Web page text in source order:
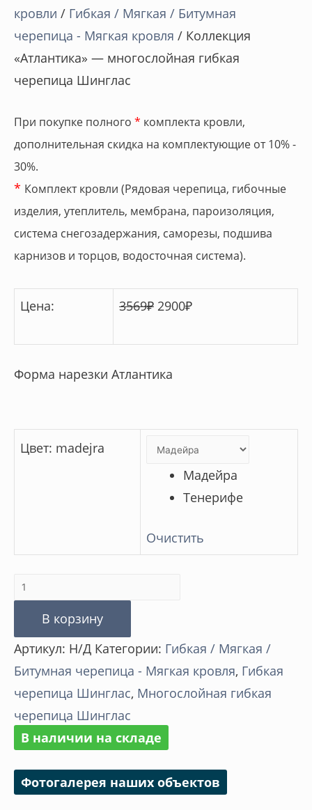
кровли / Гибкая / Мягкая / Битумная
черепица - Мягкая кровля / Коллекция
«Атлантика» — многослойная гибкая
черепица Шинглас
При покупке полного * комплекта кровли,
дополнительная скидка на комплектующие от 10% -
30%.
* Комплект кровли (Рядовая черепица, гибочные
изделия, утеплитель, мембрана, пароизоляция,
система снегозадержания, саморезы, подшива
карнизов и торцов, водосточная система).
Цена: 3569₽ 2900₽
Форма нарезки Атлантика
Цвет: madejra
Мадейра
Тенерифе
Очистить
Количество
товара
Коллекция
«Атлантика»
—
многослойная
гибкая
черепица
В корзину
Артикул: Н/Д Категории: Гибкая / Мягкая /
Битумная черепица - Мягкая кровля, Гибкая
черепица Шинглас, Многослойная гибкая
черепица Шинглас
В наличии на складе
Фотогалерея наших объектов